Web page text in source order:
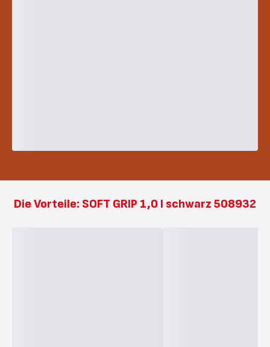
Die Vorteile: SOFT GRIP 1,0 l schwarz 508932